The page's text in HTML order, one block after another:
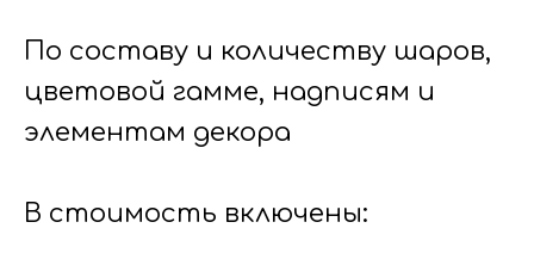
По составу и количеству шаров,
цветовой гамме, надписям и
элементам декора
В стоимость включены: